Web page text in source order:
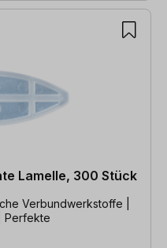
Lamelle, 300 Stück
Verbundwerkstoffe |
Perfekte